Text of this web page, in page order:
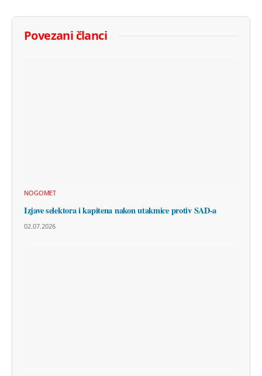
Povezani članci
NOGOMET
Izjave selektora i kapitena nakon utakmice protiv SAD-a
02.07.2026